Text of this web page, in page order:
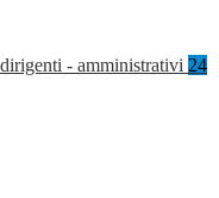
- amministrativi 24